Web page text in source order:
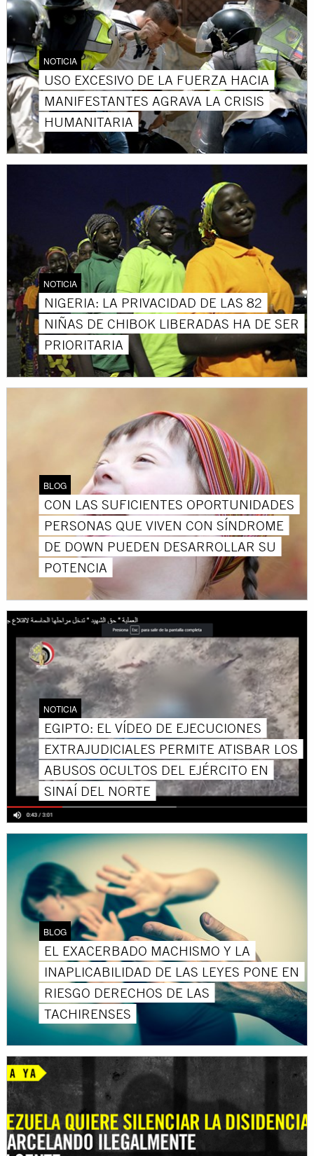
NOTICIA
USO EXCESIVO DE LA FUERZA HACIA
MANIFESTANTES AGRAVA LA CRISIS
HUMANITARIA
NOTICIA
NIGERIA: LA PRIVACIDAD DE LAS 82
NIÑAS DE CHIBOK LIBERADAS HA DE SER
PRIORITARIA
BLOG
CON LAS SUFICIENTES OPORTUNIDADES
PERSONAS QUE VIVEN CON SÍNDROME
DE DOWN PUEDEN DESARROLLAR SU
POTENCIA
NOTICIA
EGIPTO: EL VÍDEO DE EJECUCIONES
EXTRAJUDICIALES PERMITE ATISBAR LOS
ABUSOS OCULTOS DEL EJÉRCITO EN
SINAÍ DEL NORTE
BLOG
EL EXACERBADO MACHISMO Y LA
INAPLICABILIDAD DE LAS LEYES PONE EN
RIESGO DERECHOS DE LAS
TACHIRENSES